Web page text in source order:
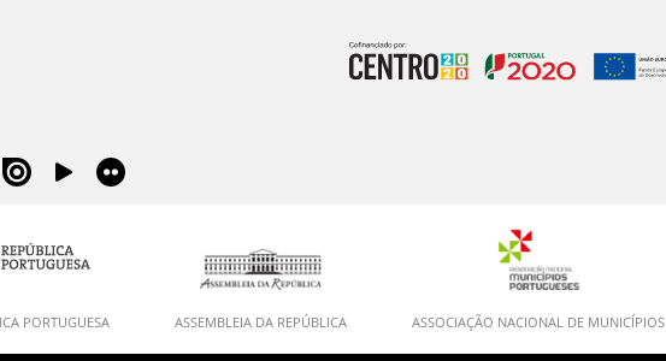
PORTUGUESA ASSEMBLEIA DA REPÚBLICA ASSOCIAÇÃO NACIONAL DE MUNICÍPIOS